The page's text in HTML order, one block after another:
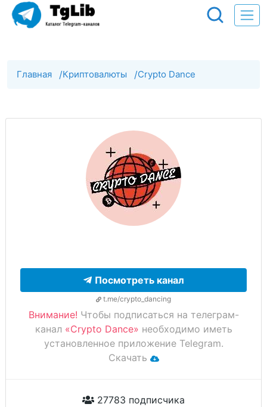
Главная /Криптовалюты /Crypto Dance
Посмотреть канал
t.me/crypto_dancing
Внимание! Чтобы подписаться на телеграм-
канал «Crypto Dance» необходимо иметь
установленное приложение Telegram.
Скачать
27783 подписчика